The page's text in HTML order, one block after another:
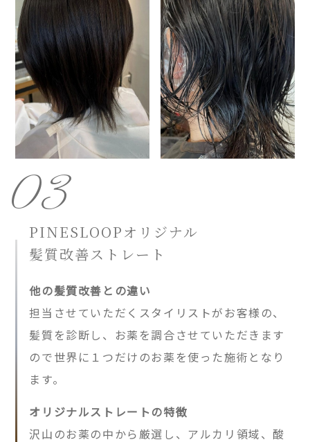
03
PINESLOOPオリジナル
髪質改善ストレート
他の髪質改善との違い
担当させていただくスタイリストがお客様の、
髪質を診断し、お薬を調合させていただきます
ので世界に１つだけのお薬を使った施術となり
ます。
オリジナルストレートの特徴
沢山のお薬の中から厳選し、アルカリ領域、酸